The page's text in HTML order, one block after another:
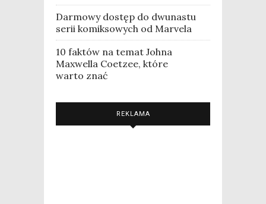
Darmowy dostęp do dwunastu
serii komiksowych od Marvela
10 faktów na temat Johna
Maxwella Coetzee, które
warto znać
REKLAMA